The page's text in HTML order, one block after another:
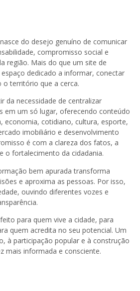
nasce do desejo genuíno de comunicar
compromisso social e
região. Mais do que um site de
dedicado a informar, conectar
o território que a cerca.
da necessidade de centralizar
em um só lugar, oferecendo conteúdo
economia, cotidiano, cultura, esporte,
imobiliário e desenvolvimento
é com a clareza dos fatos, a
o fortalecimento da cidadania.
bem apurada transforma
e aproxima as pessoas. Por isso,
ouvindo diferentes vozes e
para quem vive a cidade, para
quem acredita no seu potencial. Um
à participação popular e à construção
mais informada e consciente.